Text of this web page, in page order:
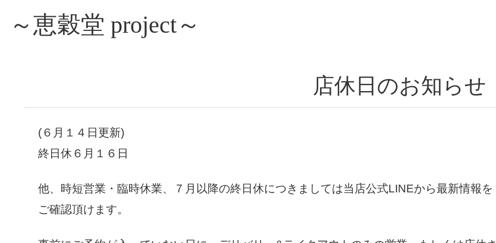
～恵穀堂 project～
店休日のお知らせ
(６月１４ 日更新)
終日休６月１６日
他、時短営業・臨時休業、７月以降の終日休につきましては当店公式LINEから最新情報を
ご確認頂けます。